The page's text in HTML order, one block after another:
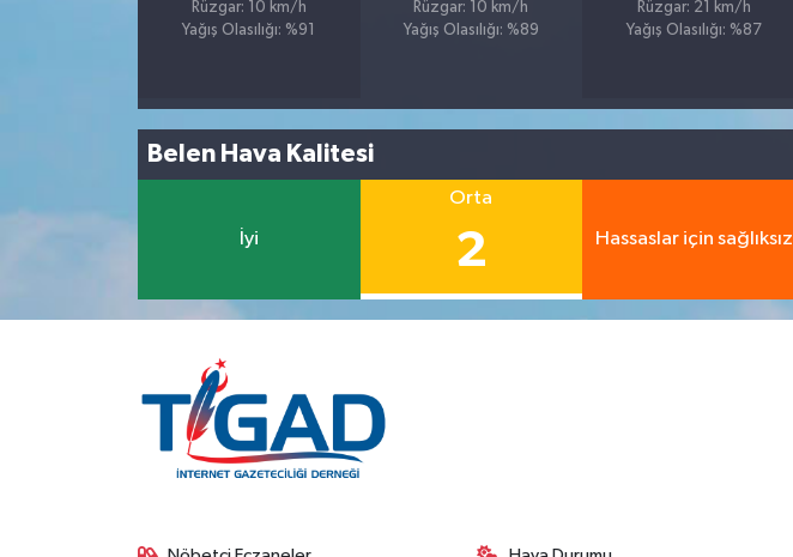
Rüzgar: 10 km/h
Yağış Olasılığı: %91
Rüzgar: 10 km/h
Yağış Olasılığı: %89
Rüzgar: 21 km/h
Yağış Olasılığı: %87
Belen Hava Kalitesi
İyi
Orta
2 Hassaslar için sağlıksız